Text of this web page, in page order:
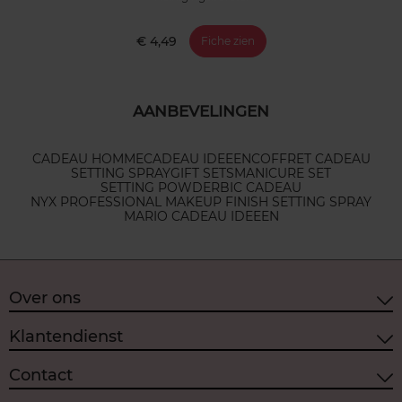
€ 4,49 Fiche zien
AANBEVELINGEN
CADEAU HOMMECADEAU IDEEENCOFFRET CADEAU
SETTING SPRAYGIFT SETSMANICURE SET
SETTING POWDERBIC CADEAU
NYX PROFESSIONAL MAKEUP FINISH SETTING SPRAY
MARIO CADEAU IDEEEN
Over ons
Klantendienst
Contact